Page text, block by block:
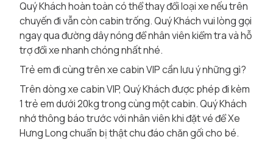
Quý Khách hoàn toàn có thể thay đổi loại xe nếu trên
chuyến đi vẫn còn cabin trống. Quý Khách vui lòng gọi
ngay qua đường dây nóng để nhân viên kiểm tra và hỗ
trợ đổi xe nhanh chóng nhất nhé.
Trẻ em đi cùng trên xe cabin VIP cần lưu ý những gì?
Trên dòng xe cabin VIP, Quý Khách được phép đi kèm
1 trẻ em dưới 20kg trong cùng một cabin. Quý Khách
nhớ thông báo trước với nhân viên khi đặt vé để Xe
Hưng Long chuẩn bị thật chu đáo chăn gối cho bé.